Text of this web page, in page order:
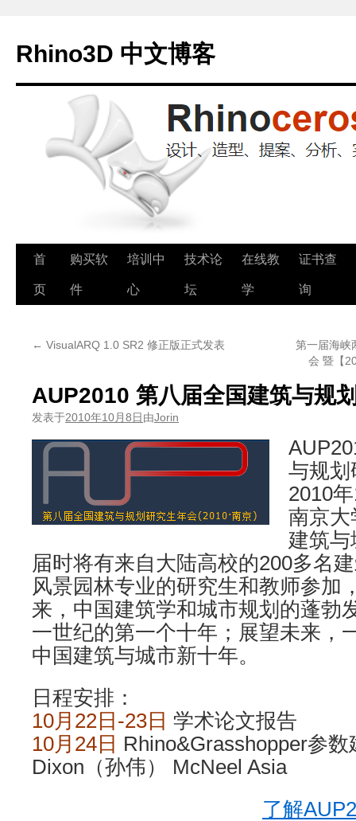
Rhino3D 中文博客
跳
至
首
页
购买软
件
培训中
心
技术论
坛
在线教
学
证书查
询
← VisualARQ 1.0 SR2 修正版正式发表
第一届海峡
会 暨【
AUP2010 第八届全国建筑与规
发表于2010年10月8日由Jorin
与规划
2010
南京大
建筑
届时将有来自大陆高校的200多名
风景园林专业的研究生和教师参加
来，中国建筑学和城市规划的蓬勃
一世纪的第一个十年；展望未来，
中国建筑与城市新十年。
日程安排：
10月22日-23日 学术论文报告
10月24日 Rhino&Grasshopper参
Dixon（孙伟） McNeel Asia
了解